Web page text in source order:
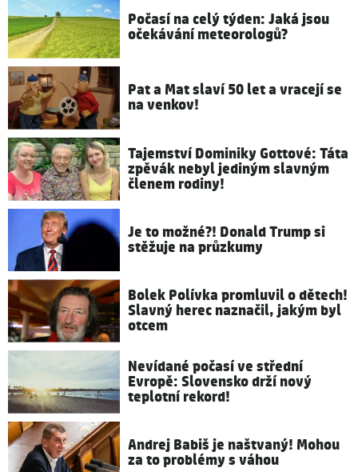
Počasí na celý týden: Jaká jsou
očekávání meteorologů?
Pat a Mat slaví 50 let a vracejí se
na venkov!
Tajemství Dominiky Gottové: Táta
zpěvák nebyl jediným slavným
členem rodiny!
Je to možné?! Donald Trump si
stěžuje na průzkumy
Bolek Polívka promluvil o dětech!
Slavný herec naznačil, jakým byl
otcem
Nevídané počasí ve střední
Evropě: Slovensko drží nový
teplotní rekord!
Andrej Babiš je naštvaný! Mohou
za to problémy s váhou